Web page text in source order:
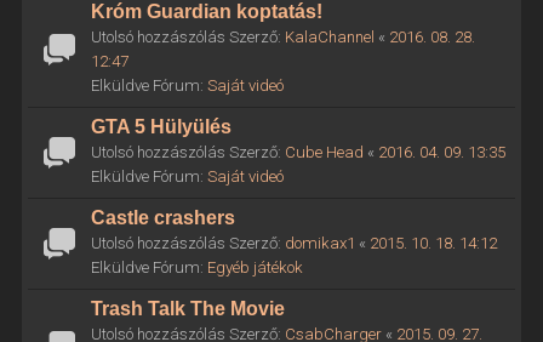
Króm Guardian koptatás!
Utolsó hozzászólás Szerző: KalaChannel « 2016. 08. 28.
12:47
Elküldve Fórum: Saját videó
GTA 5 Hülyülés
Utolsó hozzászólás Szerző: Cube Head « 2016. 04. 09. 13:35
Elküldve Fórum: Saját videó
Castle crashers
Utolsó hozzászólás Szerző: domikax1 « 2015. 10. 18. 14:12
Elküldve Fórum: Egyéb játékok
Trash Talk The Movie
Utolsó hozzászólás Szerző: CsabCharger« 2015. 09. 27.